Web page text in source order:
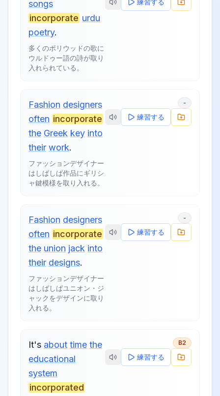
songs
incorporate urdu
poetry.
多くのボリウッドの歌に
ウルドゥー語の詩が取り
入れられている。
練習する
Fashion designers
often incorporate
the Greek key into
their work.
ファッションデザイナー
はしばしば作品にギリシ
ャ鍵模様を取り入れる。
-
練習する
Fashion designers
often incorporate
the union jack into
their designs.
ファッションデザイナー
はしばしばユニオン・ジ
ャックをデザインに取り
入れる。
-
練習する
It's about time the
educational
system
incorporated
B2
練習する